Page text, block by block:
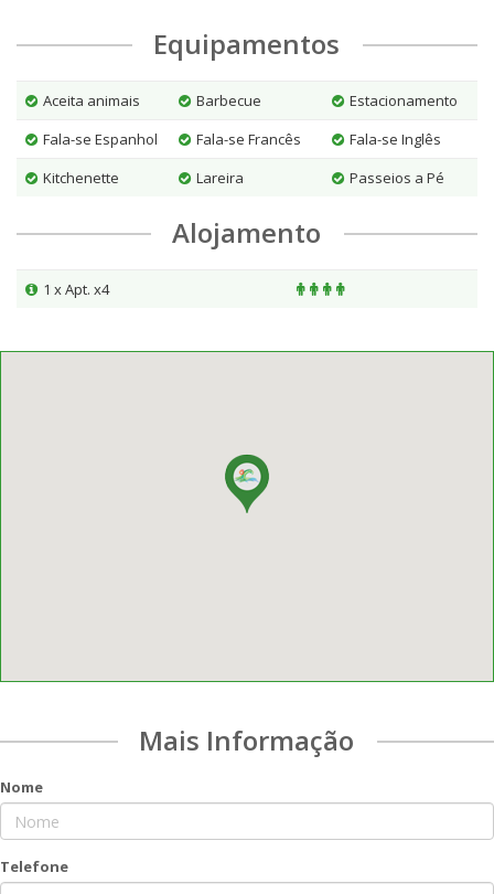
Equipamentos
Aceita animais Barbecue
Estacionamento
Fala-se Espanhol
Fala-se Francês
Fala-se Inglês
Kitchenette
Lareira Passeios a Pé
Alojamento
1 x Apt. x4
Mais Informação
Nome
Telefone